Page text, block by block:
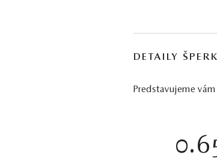
DETAILY
Predstavujeme